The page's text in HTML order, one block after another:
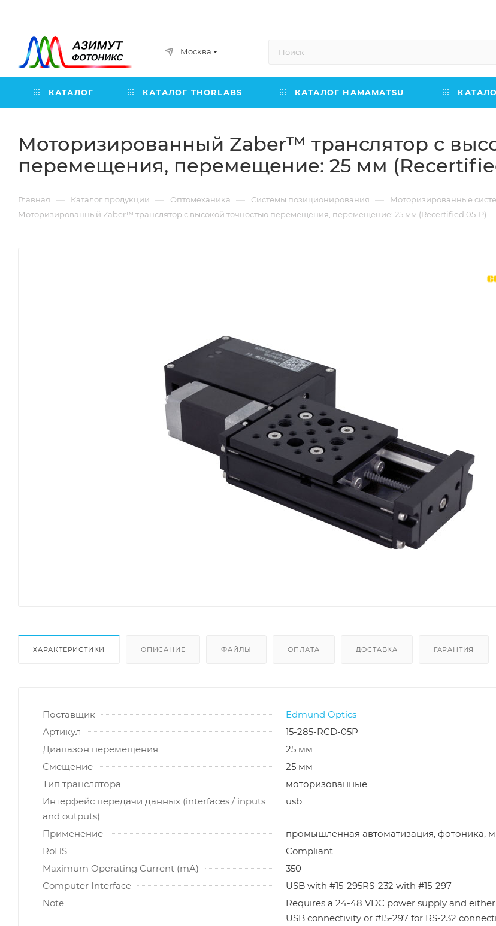
Москва
КАТАЛОГ КАТАЛОГ THORLABS КАТАЛОГ HAMAMATSU
Моторизированный Zaber™ транслятор с
перемещения, перемещение: 25 мм
Главная — Каталог продукции — Оптомеханика — Системы позиционирования — Моторизированные
Моторизированный Zaber™ транслятор с высокой точностью перемещения, перемещение: 25 мм (Recertified 05-P)
ХАРАКТЕРИСТИКИ ОПИСАНИЕ ФАЙЛЫ ОПЛАТА ДОСТАВКА ГАРАНТИЯ
Поставщик
Edmund Optics
Артикул
15-285-RCD-05P
Диапазон перемещения
25 мм
Смещение
25 мм
Тип транслятора
моторизованные
Интерфейс передачи данных (interfaces / inputs
and outputs)
usb
Применение
промышленная автоматизация, фотоника,
RoHS
Compliant
Maximum Operating Current (mA)
350
Computer Interface
USB with #15-295RS-232 with #15-297
Note
Requires a 24-48 VDC power supply and either
USB connectivity or #15-297 for RS-232